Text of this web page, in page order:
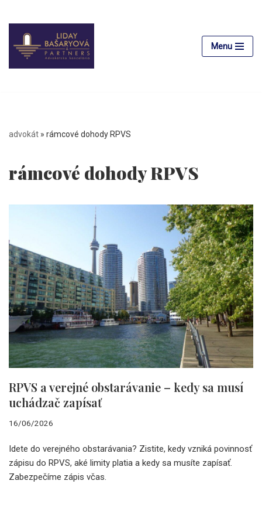
Preskočiť
na
obsah
Menu
advokát » rámcové dohody RPVS
rámcové dohody RPVS
RPVS a verejné obstarávanie – kedy sa musí
uchádzač zapísať
16/06/2026
Idete do verejného obstarávania? Zistite, kedy vzniká povinnosť
zápisu do RPVS, aké limity platia a kedy sa musíte zapísať.
Zabezpečíme zápis včas.